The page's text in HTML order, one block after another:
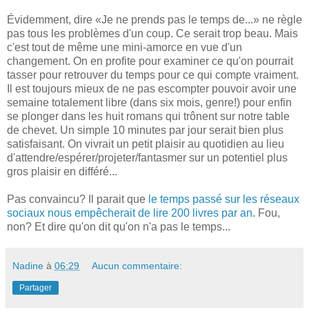
Évidemment, dire «Je ne prends pas le temps de...» ne règle
pas tous les problèmes d'un coup. Ce serait trop beau. Mais
c'est tout de même une mini-amorce en vue d'un
changement. On en profite pour examiner ce qu'on pourrait
tasser pour retrouver du temps pour ce qui compte vraiment.
Il est toujours mieux de ne pas escompter pouvoir avoir une
semaine totalement libre (dans six mois, genre!) pour enfin
se plonger dans les huit romans qui trônent sur notre table
de chevet. Un simple 10 minutes par jour serait bien plus
satisfaisant. On vivrait un petit plaisir au quotidien au lieu
d'attendre/espérer/projeter/fantasmer sur un potentiel plus
gros plaisir en différé...
Pas convaincu? Il parait que le temps passé sur les réseaux
sociaux nous empêcherait de lire 200 livres par an. Fou,
non? Et dire qu'on dit qu'on n'a pas le temps...
Nadine à 06:29 Aucun commentaire:
Partager